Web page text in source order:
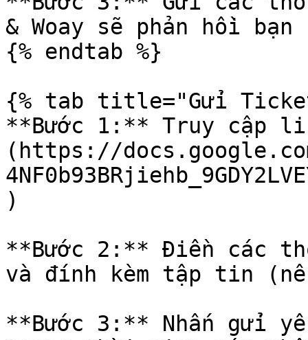
& Woay sẽ phản hồi
{% endtab %}
{% tab title="Gửi
**Bước 1:** Truy cập
(https://
)
**Bước 2:** Điền các
và đính kèm tập tin
**Bước 3:** Nhấn gửi